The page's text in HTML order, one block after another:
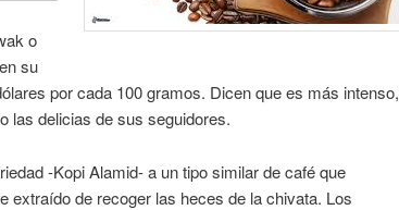
o
su
por cada 100 gramos. Dicen que es más intenso,
las delicias de sus seguidores.
-Kopi Alamid- a un tipo similar de café que
extraído de recoger las heces de la chivata. Los